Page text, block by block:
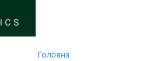
Головна